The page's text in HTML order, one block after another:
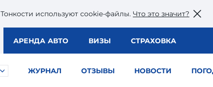
Тонкости используют сookie-файлы. Что это значит?
АРЕНДА АВТО ВИЗЫ СТРАХОВКА
ЖУРНАЛ ОТЗЫВЫ НОВОСТИ